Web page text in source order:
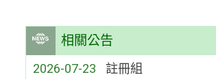
相關公告
2026-07-23 註冊組